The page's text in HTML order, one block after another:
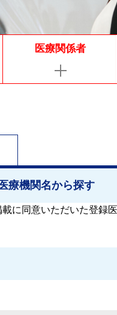
医療関係者
医療機関名から探す
に同意いただいた登録